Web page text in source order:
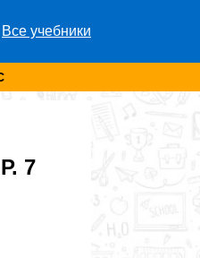
Все учебники
7